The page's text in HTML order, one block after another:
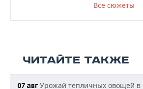
Все сюжеты
ЧИТАЙТЕ ТАКЖЕ
07 авг Урожай тепличных овощей в